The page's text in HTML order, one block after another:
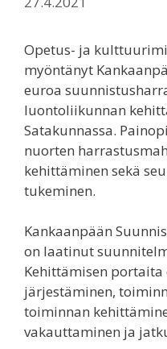
Opetus- ja
myöntänyt
euroa
luontoliikunnan
Satakunnassa.
nuorten
kehittäminen sekä
tukeminen.
Kankaanpään
on laatinut
Kehittämisen
järjestäminen,
toiminnan
vakauttaminen ja